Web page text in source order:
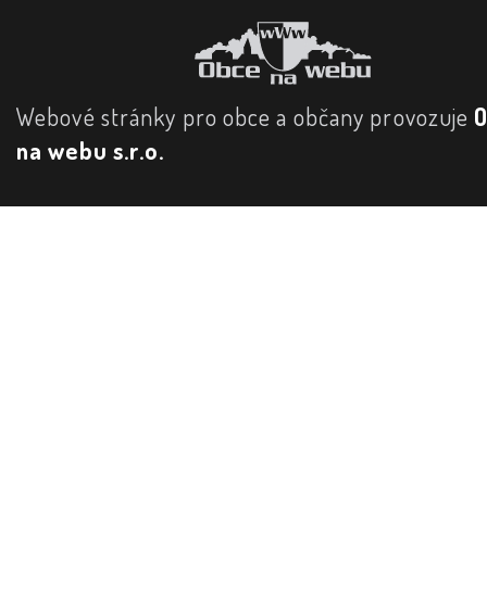
Webové stránky pro obce a občany provozuje
na webu s.r.o.